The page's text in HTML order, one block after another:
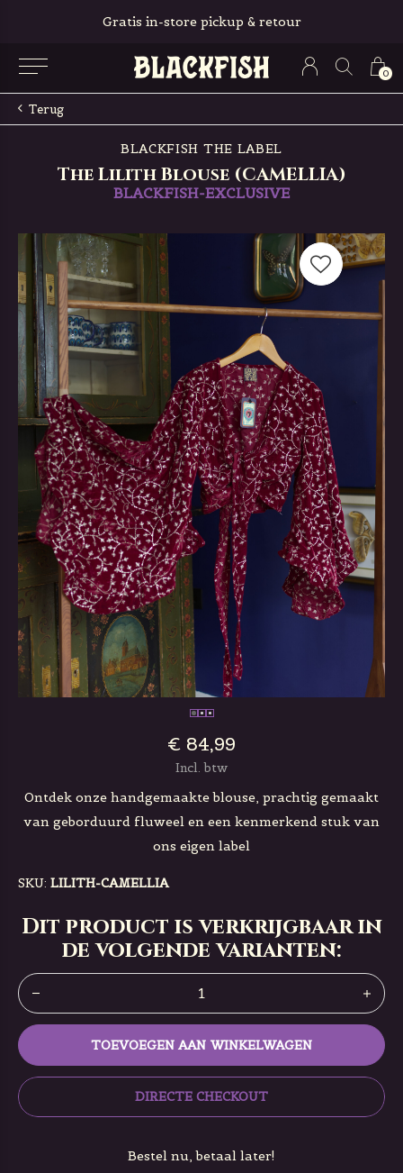
0
Gratis in-store pickup & retour
Terug
BLACKFISH THE LABEL
The Lilith Blouse (CAMELLIA)
BLACKFISH-EXCLUSIVE
€ 84,99
Incl. btw
Ontdek onze handgemaakte blouse, prachtig gemaakt
van geborduurd fluweel en een kenmerkend stuk van
ons eigen label
SKU: LILITH-CAMELLIA
Dit product is verkrijgbaar in
de volgende varianten:
TOEVOEGEN AAN WINKELWAGEN
DIRECTE CHECKOUT
Bestel nu, betaal later!